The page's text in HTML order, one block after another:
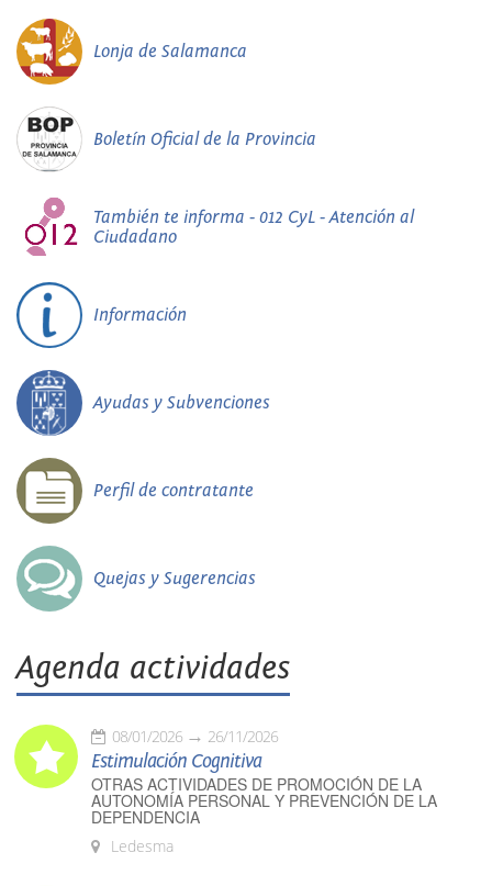
Lonja de Salamanca
Boletín Oficial de la Provincia
También te informa - 012 CyL - Atención al
Ciudadano
Información
Ayudas y Subvenciones
Perfil de contratante
Quejas y Sugerencias
Agenda actividades
08/01/2026 26/11/2026
Estimulación Cognitiva
OTRAS ACTIVIDADES DE PROMOCIÓN DE LA
AUTONOMÍA PERSONAL Y PREVENCIÓN DE LA
DEPENDENCIA
Ledesma